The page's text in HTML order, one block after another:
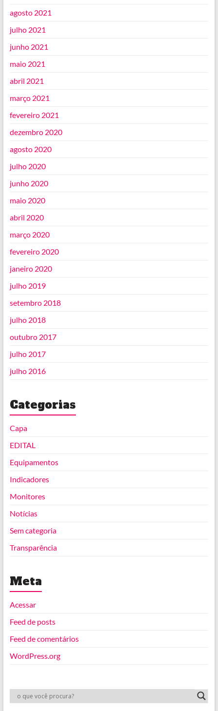
agosto 2021
julho 2021
junho 2021
maio 2021
abril 2021
março 2021
fevereiro 2021
dezembro 2020
agosto 2020
julho 2020
junho 2020
maio 2020
abril 2020
março 2020
fevereiro 2020
janeiro 2020
julho 2019
setembro 2018
julho 2018
outubro 2017
julho 2017
julho 2016
Categorias
Capa
EDITAL
Equipamentos
Indicadores
Monitores
Notícias
Sem categoria
Transparência
Meta
Acessar
Feed de posts
Feed de comentários
WordPress.org